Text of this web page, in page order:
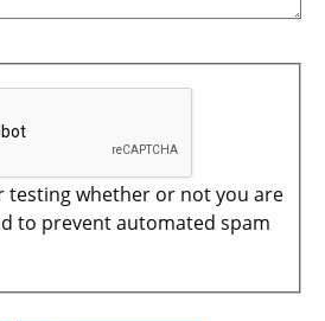
testing whether or not you are
to prevent automated spam